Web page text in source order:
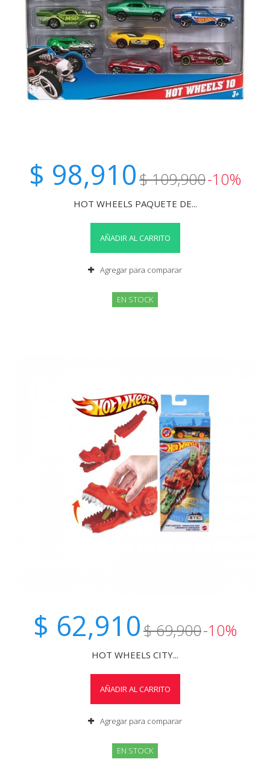
$ 98,910$ 109,900-10%
HOT WHEELS PAQUETE DE...
AÑADIR AL CARRITO
Agregar para comparar
EN STOCK
$ 62,910$ 69,900-10%
HOT WHEELS CITY...
AÑADIR AL CARRITO
Agregar para comparar
EN STOCK